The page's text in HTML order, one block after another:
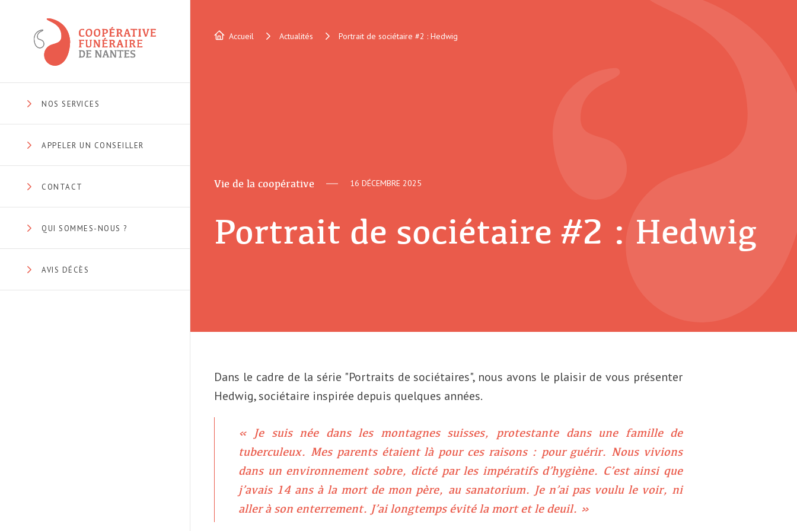
NOS SERVICES
APPELER UN CONSEILLER
CONTACT
QUI SOMMES-NOUS ?
AVIS DÉCÈS
Accueil Actualités Portrait de sociétaire #2 : Hedwig
Vie de la coopérative 16 DÉCEMBRE 2025
Portrait de sociétaire #2 : Hedwig
Dans le cadre de la série "Portraits de sociétaires", nous avons le plaisir de vous présenter
Hedwig, sociétaire inspirée depuis quelques années.
« Je suis née dans les montagnes suisses, protestante dans une famille de
tuberculeux. Mes parents étaient là pour ces raisons : pour guérir. Nous vivions
dans un environnement sobre, dicté par les impératifs d’hygiène. C’est ainsi que
j’avais 14 ans à la mort de mon père, au sanatorium. Je n’ai pas voulu le voir, ni
aller à son enterrement. J’ai longtemps évité la mort et le deuil. »